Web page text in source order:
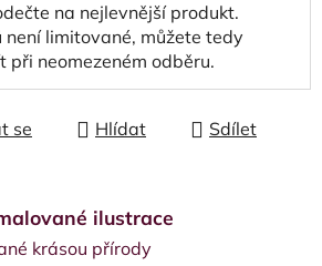
na nejlevnější produkt.
není limitované, můžete tedy
při neomezeném odběru.
se Hlídat Sdílet
ilustrace
krásou přírody